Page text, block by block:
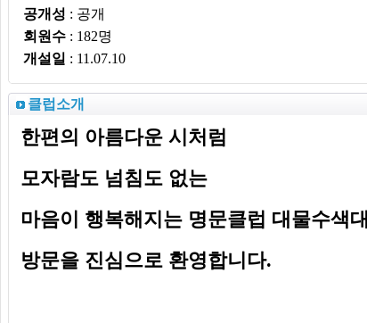
공개성 : 공개
회원수 : 182명
개설일 : 11.07.10
클럽소개
한편의 아름다운 시처럼
모자람도 넘침도 없는
마음이 행복해지는 명문클럽 대물수색대
방문을 진심으로 환영합니다.